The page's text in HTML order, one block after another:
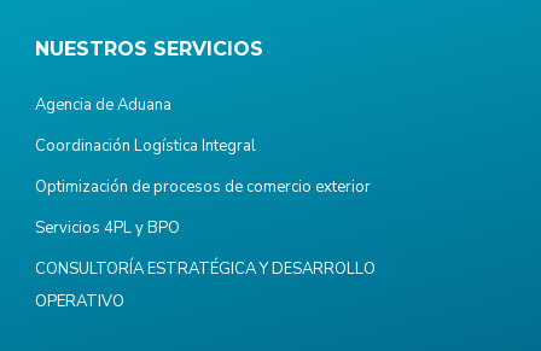
NUESTROS SERVICIOS
Agencia de Aduana
Coordinación Logística Integral
Optimización de procesos de comercio exterior
Servicios 4PL y BPO
CONSULTORÍA ESTRATÉGICA Y DESARROLLO
OPERATIVO